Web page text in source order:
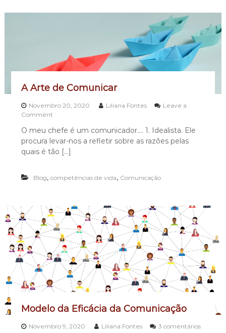
a
g
e
n
C
o
m
u
i
i
o
n
a
i
s
A Arte de Comunicar
Novembro 20, 2020 Liliana Fontes
Leave a
Commento
A
A
r
d
m
u
n
c
a
r
O meu chefe é um comunicador…. 1. Idealista. Ele
procura levar-nos a refletir sobre as razões pelas
quais é tão […]
Blog, competências de vida, Comunicação
Modelo da Eficácia da Comunicação
Novembro 9, 2020 Liliana Fontes
3 comentários